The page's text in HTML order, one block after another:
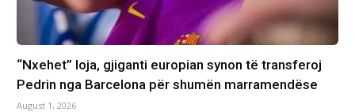
“Nxehet” loja, gjiganti europian synon të transferoj
Pedrin nga Barcelona për shumën marramendëse
August 1, 2026